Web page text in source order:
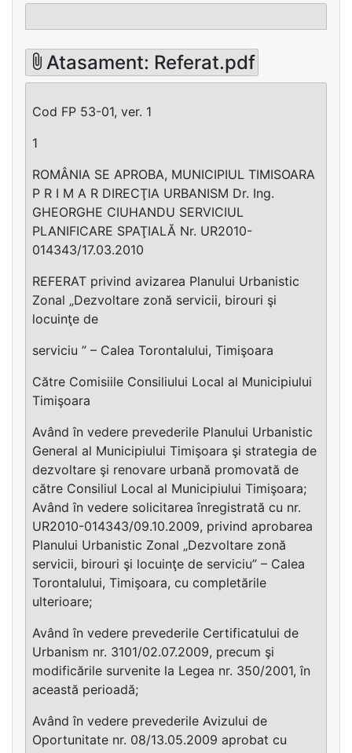
Atasament: Referat.pdf
Cod FP 53-01, ver. 1
1
ROMÂNIA SE APROBA, MUNICIPIUL TIMISOARA
P R I M A R DIRECŢIA URBANISM Dr. Ing.
GHEORGHE CIUHANDU SERVICIUL
PLANIFICARE SPAŢIALĂ Nr. UR2010-
014343/17.03.2010
REFERAT privind avizarea Planului Urbanistic
Zonal „Dezvoltare zonă servicii, birouri şi
locuinţe de
serviciu ” – Calea Torontalului, Timişoara
Către Comisiile Consiliului Local al Municipiului
Timişoara
Având în vedere prevederile Planului Urbanistic
General al Municipiului Timişoara şi strategia de
dezvoltare şi renovare urbană promovată de
către Consiliul Local al Municipiului Timişoara;
Având în vedere solicitarea înregistrată cu nr.
UR2010-014343/09.10.2009, privind aprobarea
Planului Urbanistic Zonal „Dezvoltare zonă
servicii, birouri şi locuinţe de serviciu” – Calea
Torontalului, Timişoara, cu completările
ulterioare;
Având în vedere prevederile Certificatului de
Urbanism nr. 3101/02.07.2009, precum şi
modificările survenite la Legea nr. 350/2001, în
această perioadă;
Având în vedere prevederile Avizului de
Oportunitate nr. 08/13.05.2009 aprobat cu